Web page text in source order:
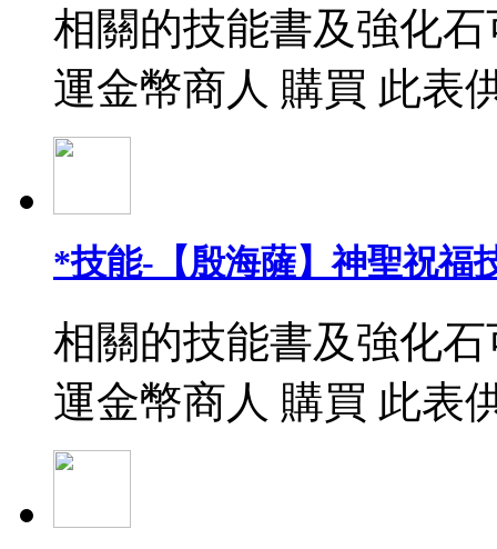
相關的技能書及強化
運金幣商人 購買 此表
*技能-【殷海薩】神聖祝福
相關的技能書及強化
運金幣商人 購買 此表